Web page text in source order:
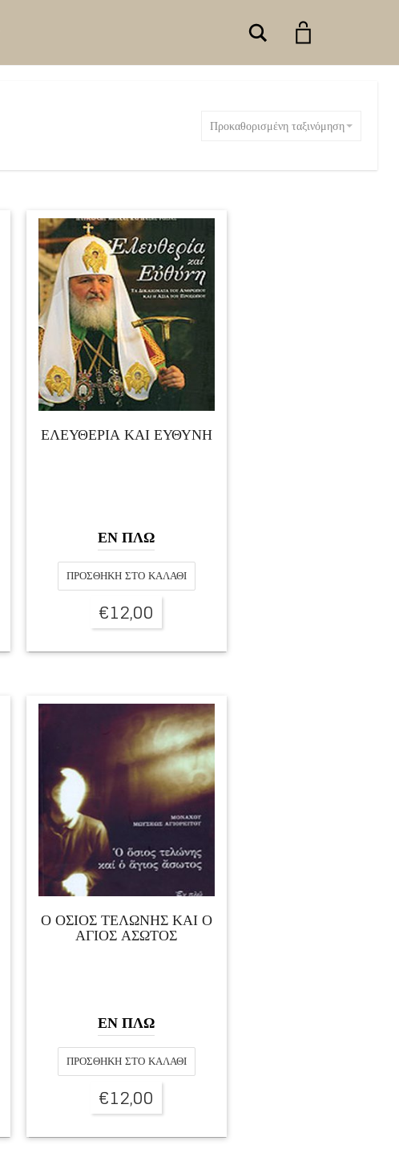
Search
Προκαθορισμένη ταξινόμηση
ΕΛΕΥΘΕΡΙΑ ΚΑΙ ΕΥΘΥΝΗ
ΕΝ ΠΛΩ
ΠΡΟΣΘΉΚΗ ΣΤΟ ΚΑΛΆΘΙ
€12,00
Ο ΟΣΙΟΣ ΤΕΛΩΝΗΣ ΚΑΙ Ο
ΑΓΙΟΣ ΑΣΩΤΟΣ
ΕΝ ΠΛΩ
ΠΡΟΣΘΉΚΗ ΣΤΟ ΚΑΛΆΘΙ
€12,00